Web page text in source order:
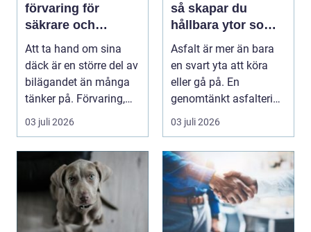
förvaring för
säkrare och
enklare bilägande
Att ta hand om sina
däck är en större del av
bilägandet än många
tänker på. Förvaring,
skick, lufttr...
03 juli 2026
så skapar du
hållbara ytor som
fungerar året runt
Asfalt är mer än bara
en svart yta att köra
eller gå på. En
genomtänkt asfaltering
kan lyfta helhets...
03 juli 2026